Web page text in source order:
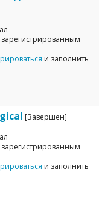
и заполнить
[Завершен]
и заполнить